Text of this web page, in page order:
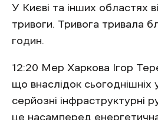
У Києві та інших областях
тривоги. Тривога тривала
годин.
12:20 Мер Харкова Ігор
що внаслідок сьогоднішніх
серйозні інфраструктурні
це насамперед